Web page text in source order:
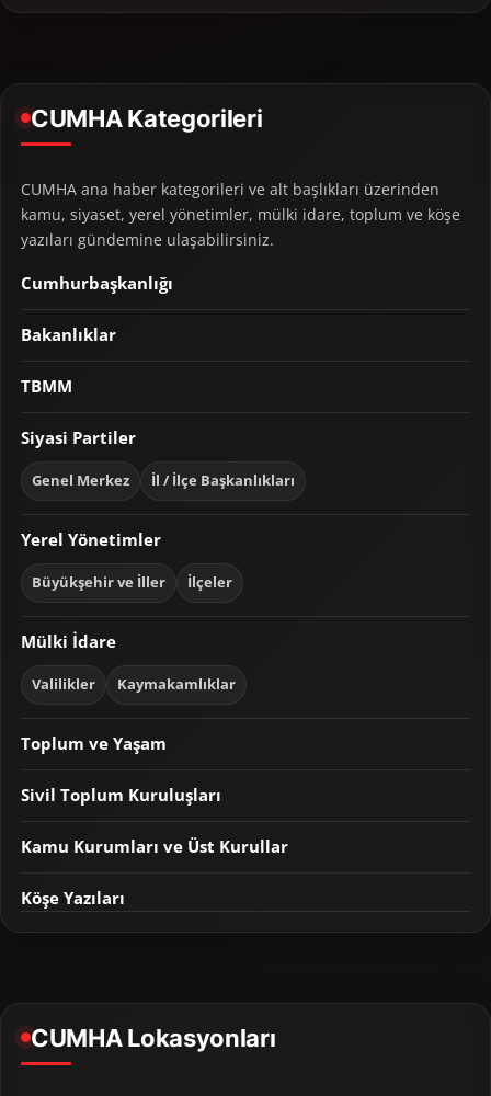
CUMHA Kategorileri
CUMHA ana haber kategorileri ve alt başlıkları üzerinden
kamu, siyaset, yerel yönetimler, mülki idare, toplum ve köşe
yazıları gündemine ulaşabilirsiniz.
Cumhurbaşkanlığı
Bakanlıklar
TBMM
Siyasi Partiler
Genel Merkez İl / İlçe Başkanlıkları
Yerel Yönetimler
Büyükşehir ve İller İlçeler
Mülki İdare
Valilikler Kaymakamlıklar
Toplum ve Yaşam
Sivil Toplum Kuruluşları
Kamu Kurumları ve Üst Kurullar
Köşe Yazıları
CUMHA Lokasyonları